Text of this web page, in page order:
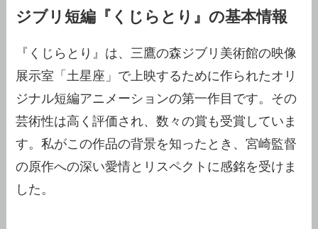
ジブリ短編『くじらとり』の基本情報
『くじらとり』は、三鷹の森ジブリ美術館の映像
展示室「土星座」で上映するために作られたオリ
ジナル短編アニメーションの第一作目です。その
芸術性は高く評価され、数々の賞も受賞していま
す。私がこの作品の背景を知ったとき、宮崎監督
の原作への深い愛情とリスペクトに感銘を受けま
した。